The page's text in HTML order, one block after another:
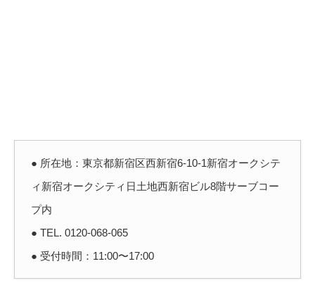
● 所在地：東京都新宿区西新宿6-10-1新宿オークシテ
ィ新宿オークシティ日土地西新宿ビル8階サーブコー
プ内
● TEL. 0120-068-065
● 受付時間：11:00〜17:00